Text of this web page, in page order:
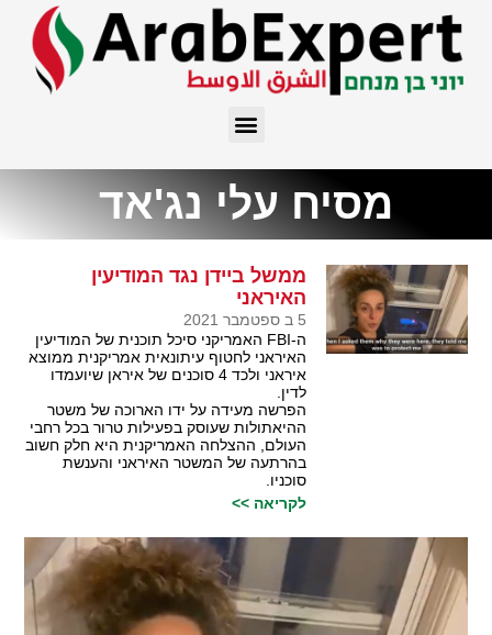
מסיח עלי נג'אד
ממשל ביידן נגד המודיעין
האיראני
5 ב ספטמבר 2021
ה-FBI האמריקני סיכל תוכנית של המודיעין
האיראני לחטוף עיתונאית אמריקנית ממוצא
איראני ולכד 4 סוכנים של איראן שיועמדו
לדין.
הפרשה מעידה על ידו הארוכה של משטר
ההיאתולות שעוסק בפעילות טרור בכל רחבי
העולם, ההצלחה האמריקנית היא חלק חשוב
בהרתעה של המשטר האיראני והענשת
סוכניו.
לקריאה >>